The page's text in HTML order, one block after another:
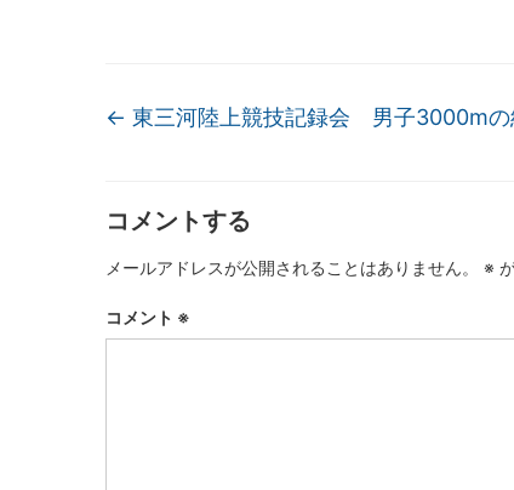
← 東三河陸上競技記録会 男子3000mの
コメントする
メールアドレスが公開されることはありません。 ※
コメント ※